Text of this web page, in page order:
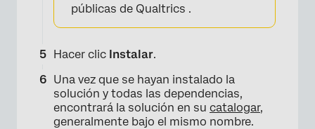
públicas de Qualtrics .
Hacer clic Instalar.
Una vez que se hayan instalado la
solución y todas las dependencias,
encontrará la solución en su catalogar,
generalmente bajo el mismo nombre.